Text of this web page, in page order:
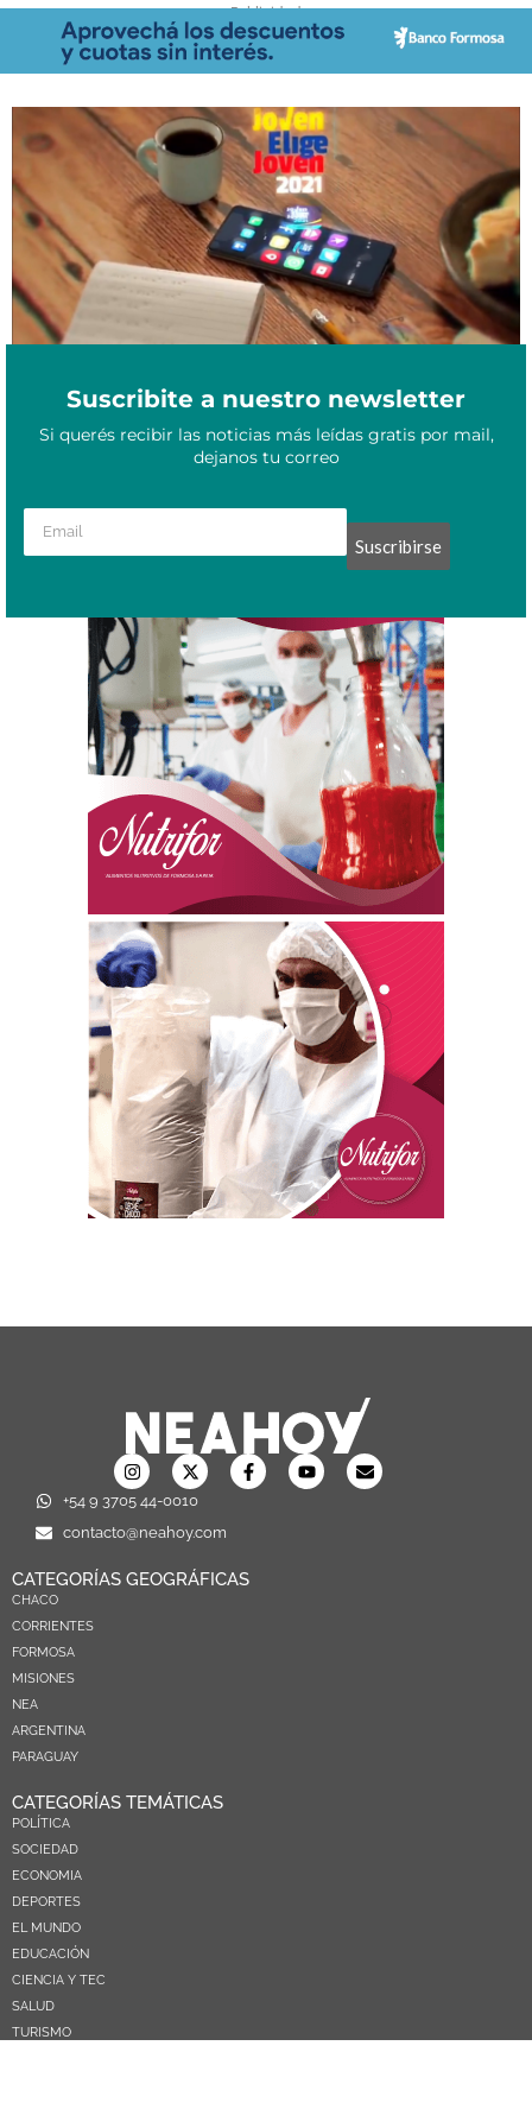
- Publicidad -
“Infocandidatos”: ¿cómo será la primer red social electoral que
tendrá Colombia?
Agosto 20, 2021
Suscribite a nuestro newsletter
Si querés recibir las noticias más leídas gratis por mail,
dejanos tu correo
Suscribirse
+54 9 3705 44-0010
contacto@neahoy.com
CATEGORÍAS GEOGRÁFICAS
CHACO
CORRIENTES
FORMOSA
MISIONES
NEA
ARGENTINA
PARAGUAY
CATEGORÍAS TEMÁTICAS
POLÍTICA
SOCIEDAD
ECONOMIA
DEPORTES
EL MUNDO
EDUCACIÓN
CIENCIA Y TEC
SALUD
TURISMO